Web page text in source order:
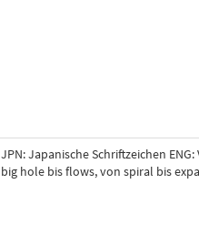
JPN: Japanische Schriftzeichen
big hole bis flows, von spiral bis